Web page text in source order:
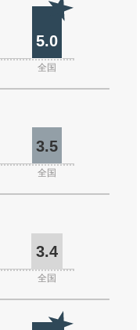
5.0
全国
3.5
全国
3.4
全国